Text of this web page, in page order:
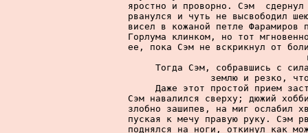
яростно и проворно. Сэм
рванулся и чуть не высвободил
висел в кожаной петле
Горлума клинком, но тот
ее, пока Сэм не вскрикнул от
Тогда Сэм, собравшись с
землю и резко,
Даже этот простой прием
Сэм навалился сверху; дюжий
злобно зашипев, на миг ослабил
пуская к мечу правую руку. Сэм
поднялся на ноги, откинул как